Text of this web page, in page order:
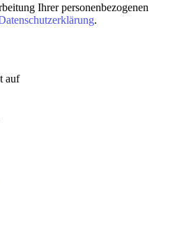
Ihrer personenbezogenen
.
auf